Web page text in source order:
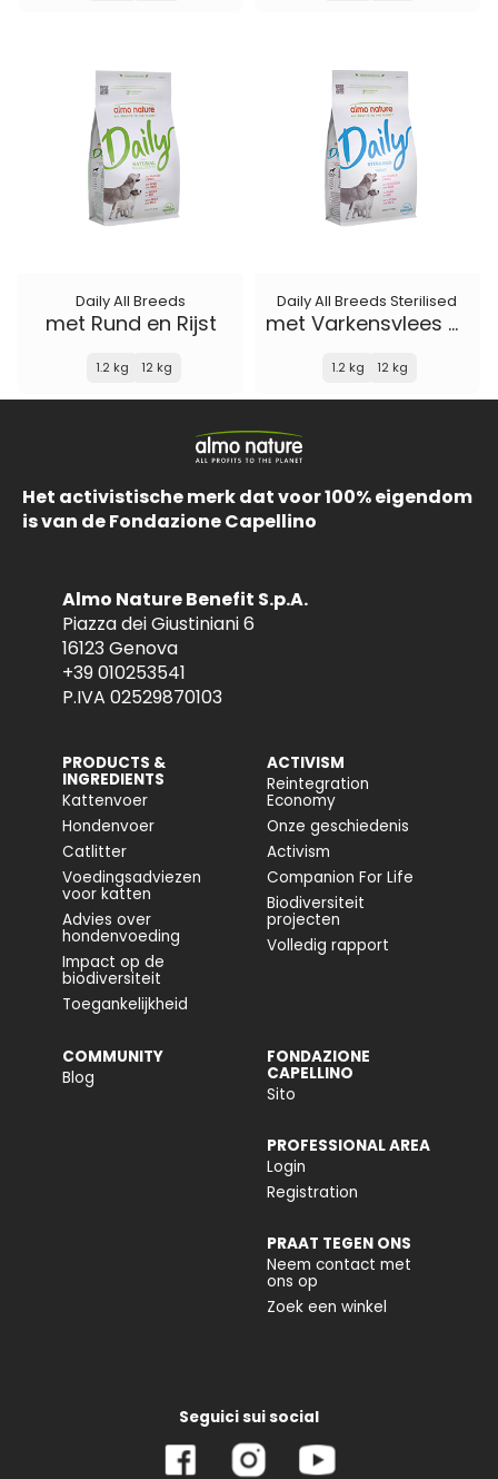
Daily All Breeds
met Rund en Rijst
1.2 kg 12 kg
Daily All Breeds Sterilised
met Varkensvlees en Rijst
1.2 kg 12 kg
Het activistische merk dat voor 100% eigendom
is van de Fondazione Capellino
Almo Nature Benefit S.p.A.
Piazza dei Giustiniani 6
16123 Genova
+39 010253541
P.IVA 02529870103
PRODUCTS &
INGREDIENTS
Kattenvoer
Hondenvoer
Catlitter
Voedingsadviezen
voor katten
Advies over
hondenvoeding
Impact op de
biodiversiteit
Toegankelijkheid
ACTIVISM
Reintegration
Economy
Onze geschiedenis
Activism
Companion For Life
Biodiversiteit
projecten
Volledig rapport
COMMUNITY
Blog
FONDAZIONE
CAPELLINO
Sito
PROFESSIONAL AREA
Login
Registration
PRAAT TEGEN ONS
Neem contact met
ons op
Zoek een winkel
Seguici sui social